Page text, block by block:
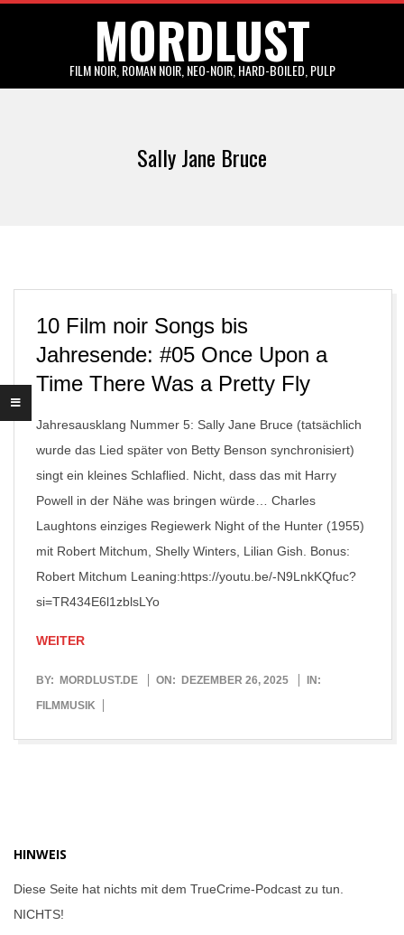
MORDLUST
FILM NOIR, ROMAN NOIR, NEO-NOIR, HARD-BOILED, PULP
Sally Jane Bruce
10 Film noir Songs bis
Jahresende: #05 Once Upon a
Time There Was a Pretty Fly
Jahresausklang Nummer 5: Sally Jane Bruce (tatsächlich
wurde das Lied später von Betty Benson synchronisiert)
singt ein kleines Schlaflied. Nicht, dass das mit Harry
Powell in der Nähe was bringen würde… Charles
Laughtons einziges Regiewerk Night of the Hunter (1955)
mit Robert Mitchum, Shelly Winters, Lilian Gish. Bonus:
Robert Mitchum Leaning:https://youtu.be/-N9LnkKQfuc?
si=TR434E6l1zblsLYo
WEITER
2025-
12-
BY: MORDLUST.DE ON: DEZEMBER 26, 2025
IN:
FILMMUSIK
HINWEIS
Diese Seite hat nichts mit dem TrueCrime-Podcast zu tun.
NICHTS!